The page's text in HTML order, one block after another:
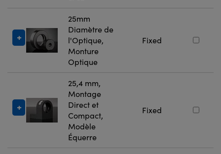
25mm
Diamètre de
l'Optique,
Monture
Optique
Fixed
25,4 mm,
Montage
Direct et
Compact,
Modèle
Équerre
Fixed